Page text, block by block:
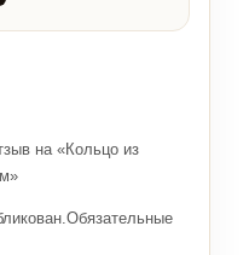
на «Кольцо из
Обязательные